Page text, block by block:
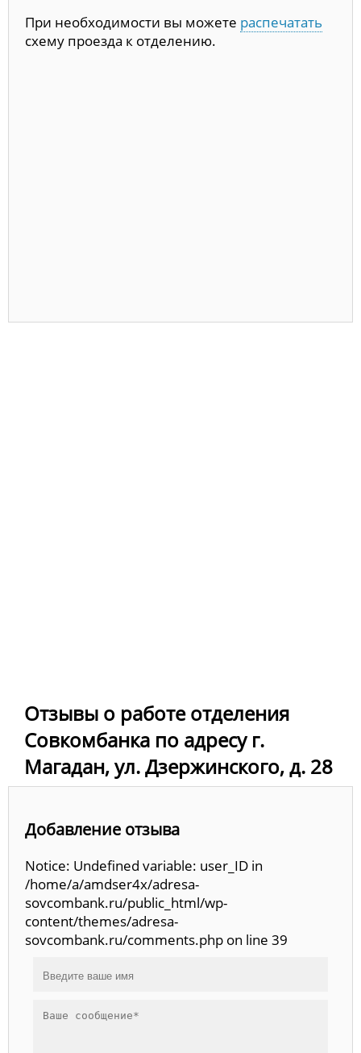
При необходимости вы можете распечатать
схему проезда к отделению.
Отзывы о работе отделения
Совкомбанка по адресу г.
Магадан, ул. Дзержинского, д. 28
Добавление отзыва
Notice: Undefined variable: user_ID in
/home/a/amdser4x/adresa-
sovcombank.ru/public_html/wp-
content/themes/adresa-
sovcombank.ru/comments.php on line 39